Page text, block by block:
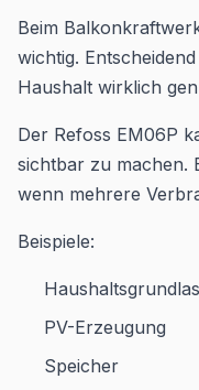
Beim
wichtig.
Haushalt wirklich
Der Refoss EM06P
sichtbar zu machen.
wenn mehrere
Beispiele:
PV-Erzeugung
Speicher